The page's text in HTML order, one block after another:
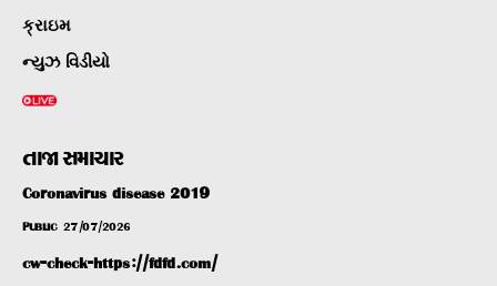
ક્રાઇમ
ન્યુઝ વિડીયો
તાજા સમાચાર
Coronavirus disease 2019
PUBLIC 27/07/2026
cw-check-https://fdfd.com/